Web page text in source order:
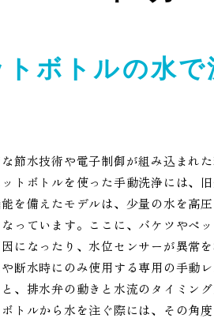
ボトルの水で
節水技術や電子制御が組み込まれ
トボトルを使った手動洗浄には、
を備えたモデルは、少量の水を高
っています。ここに、バケツやペ
になったり、水位センサーが異常
断水時にのみ使用する専用の手動
、排水弁の動きと水流のタイミン
トルから水を注ぐ際には、その角